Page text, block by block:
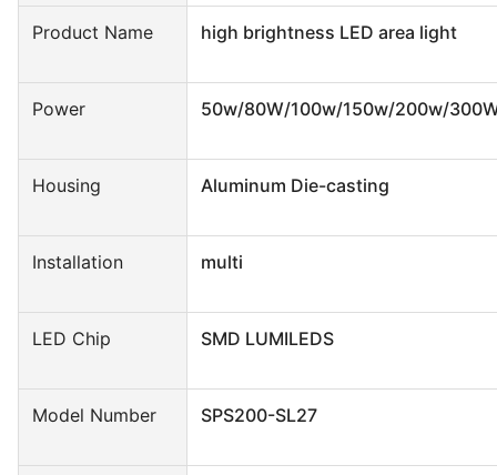
Product Name high brightness LED area light
Power 50w/80W/100w/150w/200w/
Housing Aluminum Die-casting
Installation multi
LED Chip SMD LUMILEDS
Model Number SPS200-SL27